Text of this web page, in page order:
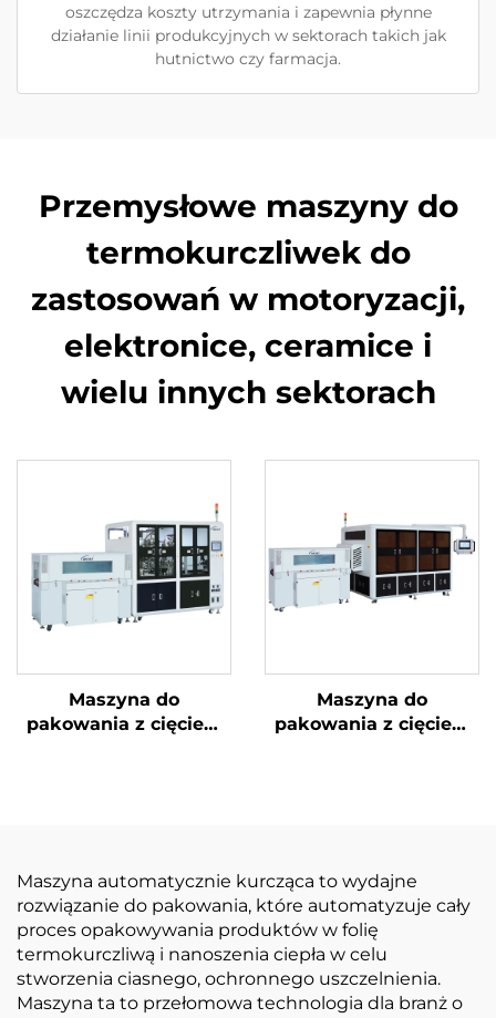
oszczędza koszty utrzymania i zapewnia płynne
działanie linii produkcyjnych w sektorach takich jak
hutnictwo czy farmacja.
Przemysłowe maszyny do
termokurczliwek do
zastosowań w motoryzacji,
elektronice, ceramice i
wielu innych sektorach
Maszyna do
pakowania z cięciem
Maszyna do
pakowania z cięciem
Maszyna automatycznie kurcząca to wydajne
rozwiązanie do pakowania, które automatyzuje cały
proces opakowywania produktów w folię
termokurczliwą i nanoszenia ciepła w celu
stworzenia ciasnego, ochronnego uszczelnienia.
Maszyna ta to przełomowa technologia dla branż o